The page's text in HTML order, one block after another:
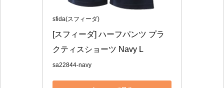
sfida(スフィーダ)
[スフィーダ] ハーフパンツ プラ
クティスショーツ Navy L
sa22844-navy